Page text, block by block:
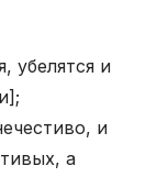
убелятся и
и
а